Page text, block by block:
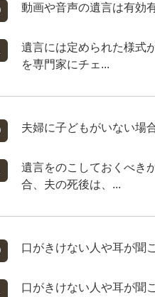
動画や音声の遺言は有効
遺言には定められた様式
を専門家にチェ...
夫婦に子どもがいない場
遺言をのこしておくべき
合、夫の死後は、...
口がきけない人や耳が聞
口がきけない人や耳が聞